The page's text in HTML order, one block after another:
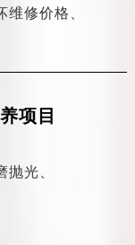
维修价格、
项目
抛光、